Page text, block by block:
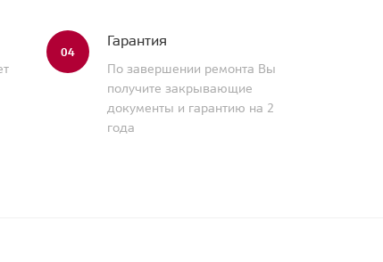
04
Гарантия
По завершении ремонта Вы
получите закрывающие
документы и гарантию на 2
года